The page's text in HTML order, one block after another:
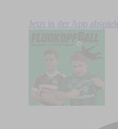
Jetzt in der App